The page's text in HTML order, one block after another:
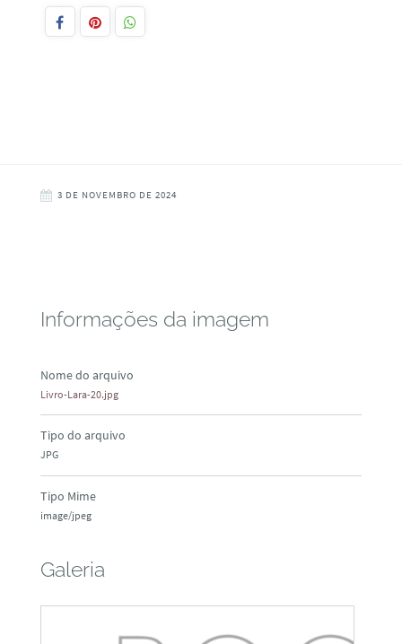
3 DE NOVEMBRO DE 2024
Informações da imagem
Nome do arquivo
Livro-Lara-20.jpg
Tipo do arquivo
JPG
Tipo Mime
image/jpeg
Galeria